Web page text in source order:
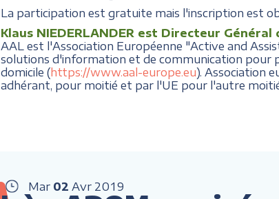
La participation est gratuite mais l'inscription est
Klaus NIEDERLANDER est Directeur Général
AAL est l'Association Européenne "Active and
solutions d'information et de communication pour
domicile (https://www.aal-europe.eu). Association
adhérant, pour moitié et par l'UE pour l'autre
Mar 02 Avr 2019